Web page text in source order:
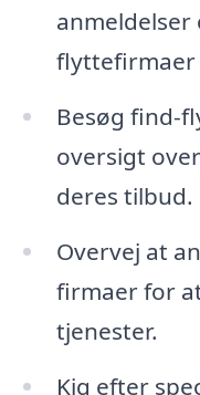
flyttefirmaer
Besøg find-
oversigt
deres tilbud.
Overvej at
firmaer for
tjenester.
Kig efter